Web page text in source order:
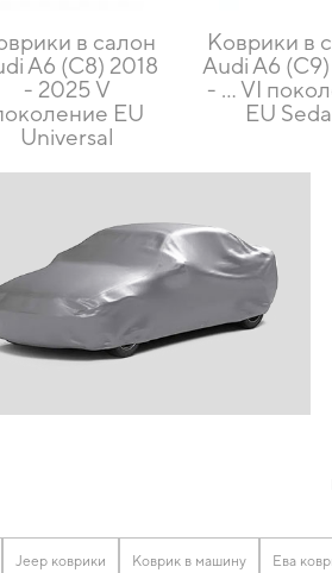
в салон
A6 (C8) 2018
- 2025 V
EU
Universal
Коврики в
Audi A6
- ... VI
EU
Jeep коврики Коврик в машину Ева